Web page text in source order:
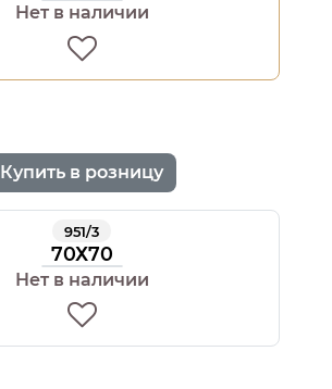
Нет в наличии
Купить в розницу
951/3
70Х70
Нет в наличии